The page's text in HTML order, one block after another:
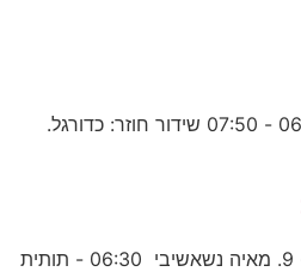
קריסטל פאלאס - ארסנל 06:00 - 07:50 שידור חוזר: כדורגל.